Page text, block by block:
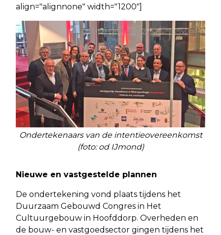
align="alignnone" width="1200"]
Ondertekenaars van de intentieovereenkomst
(foto: od IJmond)
Nieuwe en vastgestelde plannen
De ondertekening vond plaats tijdens het
Duurzaam Gebouwd Congres in Het
Cultuurgebouw in Hoofddorp. Overheden en
de bouw- en vastgoedsector gingen tijdens het